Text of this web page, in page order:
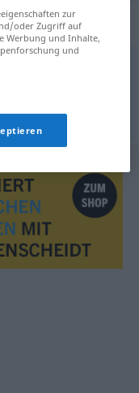
zur
oder Zugriff auf
Werbung und Inhalte,
und